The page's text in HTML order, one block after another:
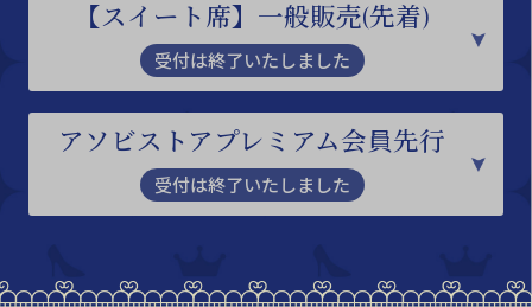
【スイート席】一般販売(先着)
受付は終了いたしました
アソビストアプレミアム会員先行
受付は終了いたしました